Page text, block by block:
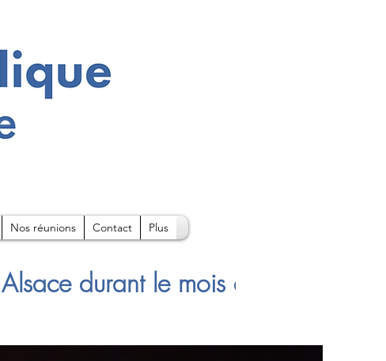
Nos réunions Contact Plus
durant le mois d'Août